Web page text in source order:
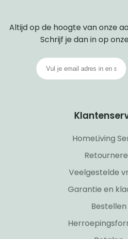
Altijd op de hoogte van onze
Schrijf je dan in op
HomeLiving
Veelgestelde
Garantie en
Bestellen